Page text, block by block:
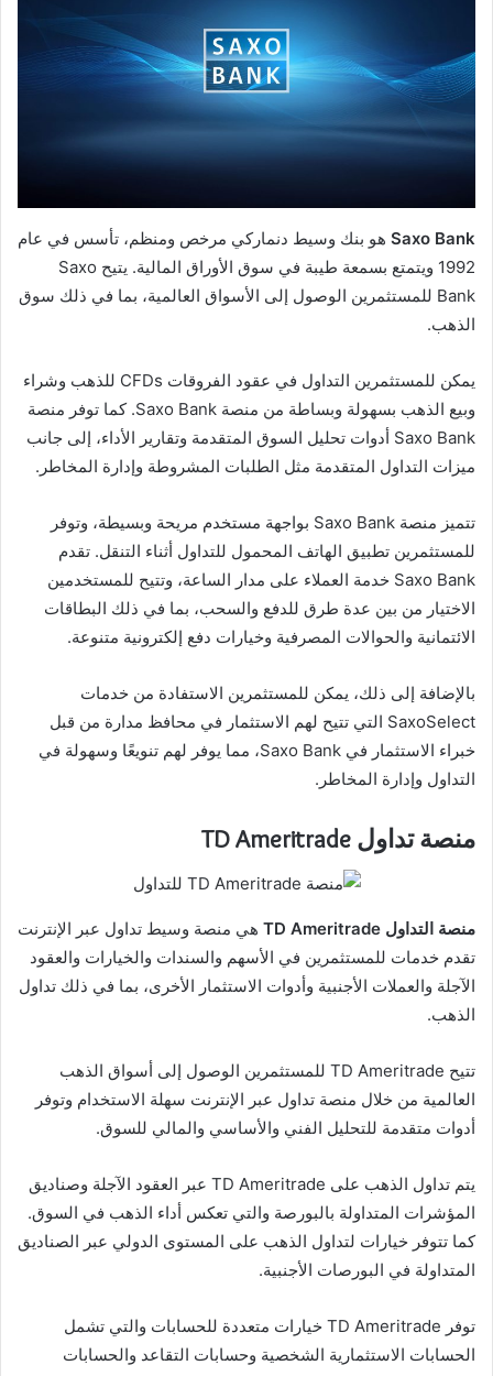
Saxo Bank هو بنك وسيط دنماركي مرخص ومنظم، تأسس في عام
1992 ويتمتع بسمعة طيبة في سوق الأوراق المالية. يتيح Saxo
Bank للمستثمرين الوصول إلى الأسواق العالمية، بما في ذلك سوق
الذهب.
يمكن للمستثمرين التداول في عقود الفروقات CFDs للذهب وشراء
وبيع الذهب بسهولة وبساطة من منصة Saxo Bank. كما توفر منصة
Saxo Bank أدوات تحليل السوق المتقدمة وتقارير الأداء، إلى جانب
ميزات التداول المتقدمة مثل الطلبات المشروطة وإدارة المخاطر.
تتميز منصة Saxo Bank بواجهة مستخدم مريحة وبسيطة، وتوفر
للمستثمرين تطبيق الهاتف المحمول للتداول أثناء التنقل. تقدم
Saxo Bank خدمة العملاء على مدار الساعة، وتتيح للمستخدمين
الاختيار من بين عدة طرق للدفع والسحب، بما في ذلك البطاقات
الائتمانية والحوالات المصرفية وخيارات دفع إلكترونية متنوعة.
بالإضافة إلى ذلك، يمكن للمستثمرين الاستفادة من خدمات
SaxoSelect التي تتيح لهم الاستثمار في محافظ مدارة من قبل
خبراء الاستثمار في Saxo Bank، مما يوفر لهم تنويعًا وسهولة في
التداول وإدارة المخاطر.
منصة تداول TD Ameritrade
منصة التداول TD Ameritrade
هي منصة وسيط تداول عبر الإنترنت
تقدم خدمات للمستثمرين في الأسهم والسندات والخيارات والعقود
الآجلة والعملات الأجنبية وأدوات الاستثمار الأخرى، بما في ذلك تداول
الذهب.
تتيح TD Ameritrade للمستثمرين الوصول إلى أسواق الذهب
العالمية من خلال منصة تداول عبر الإنترنت سهلة الاستخدام وتوفر
أدوات متقدمة للتحليل الفني والأساسي والمالي للسوق.
يتم تداول الذهب على TD Ameritrade عبر العقود الآجلة وصناديق
المؤشرات المتداولة بالبورصة والتي تعكس أداء الذهب في السوق.
كما تتوفر خيارات لتداول الذهب على المستوى الدولي عبر الصناديق
المتداولة في البورصات الأجنبية.
توفر TD Ameritrade خيارات متعددة للحسابات والتي تشمل
الحسابات الاستثمارية الشخصية وحسابات التقاعد والحسابات